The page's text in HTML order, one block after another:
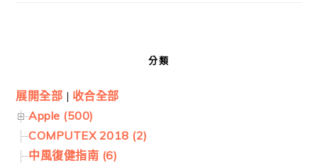
分類
展開全部 | 收合全部
Apple (500)
COMPUTEX 2018 (2)
中風復健指南 (6)